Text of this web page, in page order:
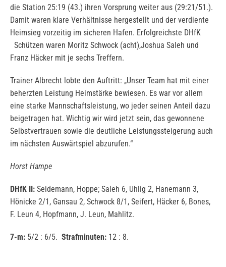
die Station 25:19 (43.) ihren Vorsprung weiter aus (29:21/51.).
Damit waren klare Verhältnisse hergestellt und der verdiente
Heimsieg vorzeitig im sicheren Hafen. Erfolgreichste DHfK
Schützen waren Moritz Schwock (acht),Joshua Saleh und
Franz Häcker mit je sechs Treffern.
Trainer Albrecht lobte den Auftritt: „Unser Team hat mit einer
beherzten Leistung Heimstärke bewiesen. Es war vor allem
eine starke Mannschaftsleistung, wo jeder seinen Anteil dazu
beigetragen hat. Wichtig wir wird jetzt sein, das gewonnene
Selbstvertrauen sowie die deutliche Leistungssteigerung auch
im nächsten Auswärtspiel abzurufen.“
Horst Hampe
DHfK II: Seidemann, Hoppe; Saleh 6, Uhlig 2, Hanemann 3,
Hönicke 2/1, Gansau 2, Schwock 8/1, Seifert, Häcker 6, Bones,
F. Leun 4, Hopfmann, J. Leun, Mahlitz.
7-m: 5/2 : 6/5. Strafminuten: 12 : 8.